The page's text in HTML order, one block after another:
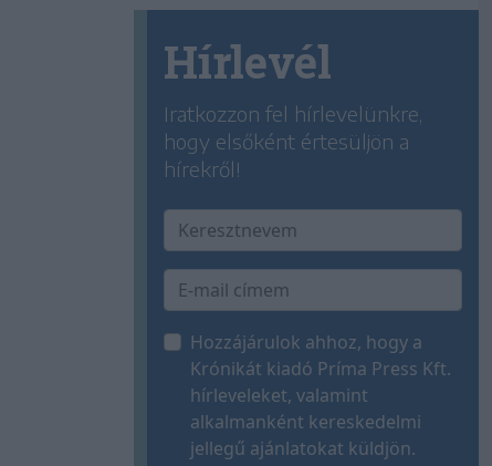
Hírlevél
Iratkozzon fel hírlevelünkre,
hogy elsőként értesüljön a
hírekről!
Hozzájárulok ahhoz, hogy a
Krónikát kiadó Príma Press Kft.
hírleveleket, valamint
alkalmanként kereskedelmi
jellegű ajánlatokat küldjön.